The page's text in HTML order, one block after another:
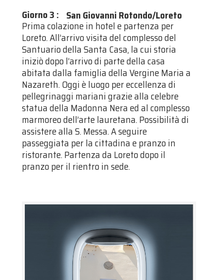
Giorno 3 : San Giovanni Rotondo/Loreto
Prima colazione in hotel e partenza per
Loreto. All’arrivo visita del complesso del
Santuario della Santa Casa, la cui storia
iniziò dopo l’arrivo di parte della casa
abitata dalla famiglia della Vergine Maria a
Nazareth. Oggi è luogo per eccellenza di
pellegrinaggi mariani grazie alla celebre
statua della Madonna Nera ed al complesso
marmoreo dell’arte lauretana. Possibilità di
assistere alla S. Messa. A seguire
passeggiata per la cittadina e pranzo in
ristorante. Partenza da Loreto dopo il
pranzo per il rientro in sede.